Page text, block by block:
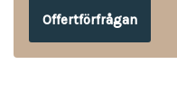
Offertförfrågan